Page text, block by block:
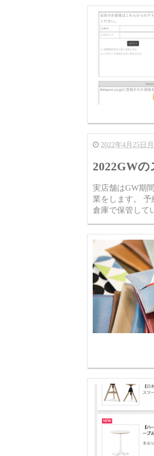
2022年4月25日
2022GW
実店舗はGW期
業をします。
倉庫で保管して